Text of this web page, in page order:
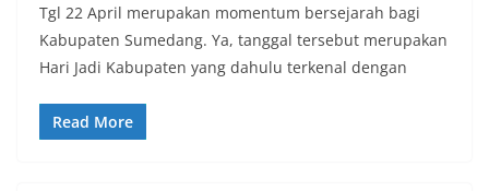
Tgl 22 April merupakan momentum bersejarah bagi
Kabupaten Sumedang. Ya, tanggal tersebut merupakan
Hari Jadi Kabupaten yang dahulu terkenal dengan
Read More